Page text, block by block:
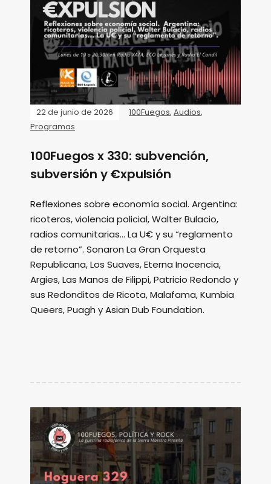
22 de junio de 2026 100Fuegos, Audios,
Programas
100Fuegos x 330: subvención,
subversión y €xpulsión
Reflexiones sobre economía social. Argentina:
ricoteros, violencia policial, Walter Bulacio,
radios comunitarias... La U€ y su “reglamento
de retorno”. Sonaron La Gran Orquesta
Republicana, Los Suaves, Eterna Inocencia,
Argies, Las Manos de Filippi, Patricio Redondo y
sus Redonditos de Ricota, Malafama, Kumbia
Queers, Puagh y Asian Dub Foundation.